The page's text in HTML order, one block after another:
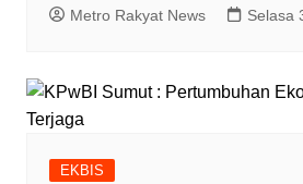
Metro Rakyat News Selasa
EKBIS